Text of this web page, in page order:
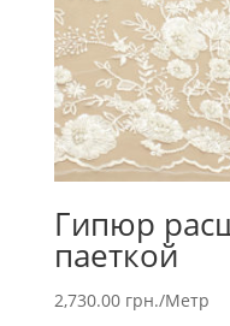
Гипюр
паеткой
2,730.00 грн./Метр